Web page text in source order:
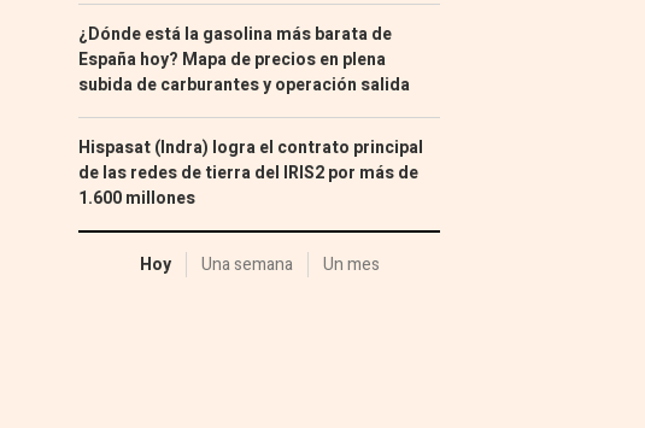
¿Dónde está la gasolina más barata de
España hoy? Mapa de precios en plena
subida de carburantes y operación salida
Hispasat (Indra) logra el contrato principal
de las redes de tierra del IRIS2 por más de
1.600 millones
Hoy Una semana Un mes